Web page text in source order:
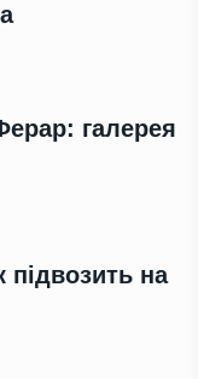
галерея
на